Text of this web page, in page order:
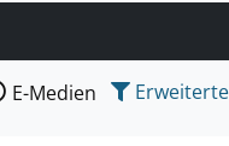
suchen wollen.
E-Medien